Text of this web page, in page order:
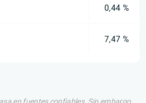
0,44 %
7,47 %